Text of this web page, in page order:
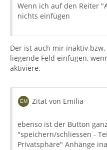
Wenn ich auf den Reiter
nichts einfügen
Der ist auch mir inaktiv
liegende Feld einfügen,
aktiviere.
Zitat von Emilia
ebenso ist der Button
"speichern/schliessen -
Privatsphäre" Anhänge